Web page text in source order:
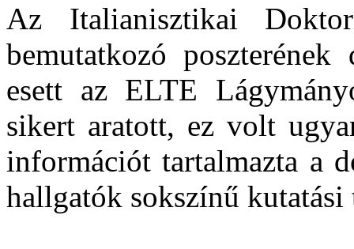
Az Italianisztikai
bemutatkozó
esett az ELTE
sikert aratott, ez volt
információt tartalmazta a
hallgatók sokszínű